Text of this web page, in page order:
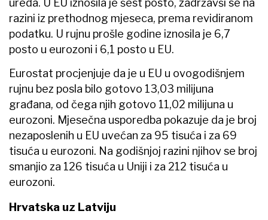
razini iz prethodnog mjeseca, prema revidiranom
podatku. U rujnu prošle godine iznosila je 6,7
posto u eurozoni i 6,1 posto u EU.
Eurostat procjenjuje da je u EU u ovogodišnjem
rujnu bez posla bilo gotovo 13,03 milijuna
građana, od čega njih gotovo 11,02 milijuna u
eurozoni. Mjesečna usporedba pokazuje da je broj
nezaposlenih u EU uvećan za 95 tisuća i za 69
tisuća u eurozoni. Na godišnjoj razini njihov se broj
smanjio za 126 tisuća u Uniji i za 212 tisuća u
eurozoni.
Hrvatska uz Latviju